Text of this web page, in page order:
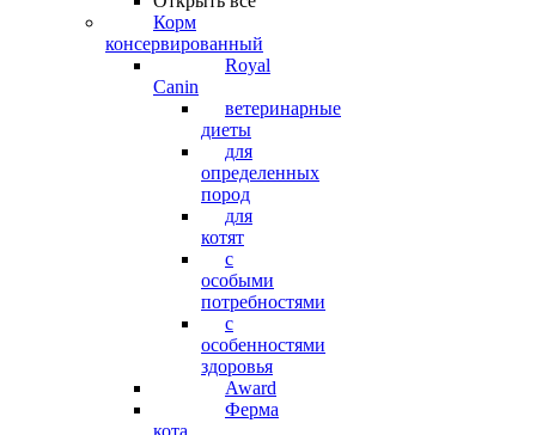
Корм
консервированный
Royal
Canin
ветеринарные
диеты
для
определенных
пород
для
котят
с
особыми
потребностями
с
особенностями
здоровья
Award
Ферма
кота